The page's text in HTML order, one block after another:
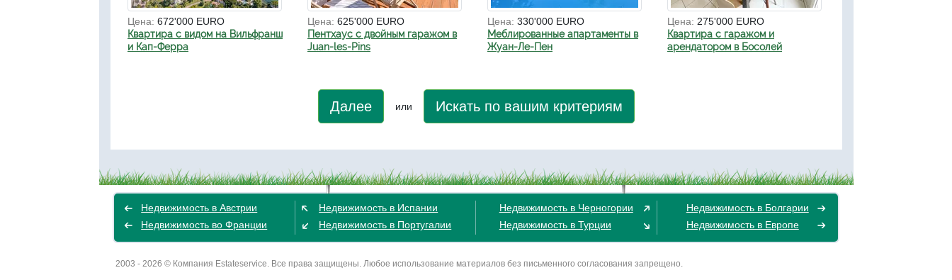
Цена: 672'000 EURO
Квартира с видом на Вильфранш
и Кап-Ферра
Цена: 625'000 EURO
Пентхаус с двойным гаражом в
Juan-les-Pins
Цена: 330'000 EURO
Меблированные апартаменты в
Жуан-Ле-Пен
Цена: 275'000 EURO
Квартира с гаражом и
арендатором в Босолей
Далее или Искать по вашим критериям
Недвижимость в Австрии
Недвижимость во Франции
Недвижимость в Испании
Недвижимость в Португалии
Недвижимость в Черногории
Недвижимость в Турции
Недвижимость в Болгарии
Недвижимость в Европе
2003 - 2026 © Компания Estateservice. Все права защищены. Любое использование материалов без письменного согласования запрещено.